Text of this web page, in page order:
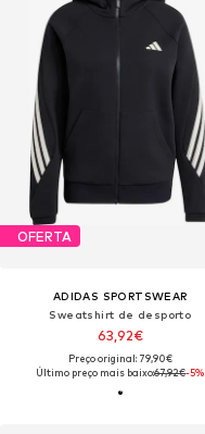
OFERTA
ADIDAS SPORTSWEAR
Sweatshirt de desporto
63,92€
Preço original: 79,90€
Último preço mais baixo:67,92€-5%